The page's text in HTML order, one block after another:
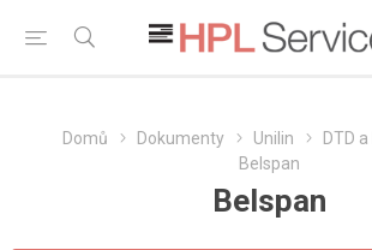
Domů Dokumenty Unilin
DTD
Belspan
Belspan